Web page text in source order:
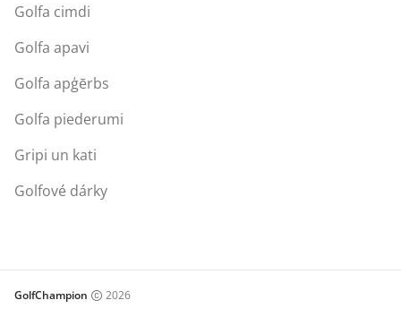
Golfa cimdi
Golfa apavi
Golfa apģērbs
Golfa piederumi
Gripi un kati
Golfové dárky
GolfChampion 2026